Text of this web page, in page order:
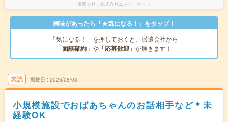
派遣会社 株式会社ニッソーネット
興味があったら「★気になる！」をタップ！
「気になる！」を押しておくと、派遣会社から
「面談確約」 や 「応募歓迎」 が届きます！
未読 掲載日 2026/08/03
小規模施設でおばあちゃんのお話相手など＊未
経験OK